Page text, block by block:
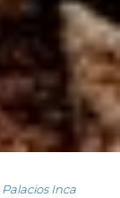
Palacios Inca